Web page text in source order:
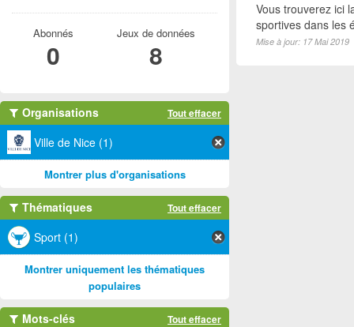
Vous trouverez ici
sportives dans les
Mise à jour: 17 Mai 2019
Abonnés
0
Jeux de données
8
Organisations Tout effacer
Ville de Nice (1)
Montrer plus d'organisations
Thématiques Tout effacer
Sport (1)
Montrer uniquement les thématiques
populaires
Mots-clés Tout effacer